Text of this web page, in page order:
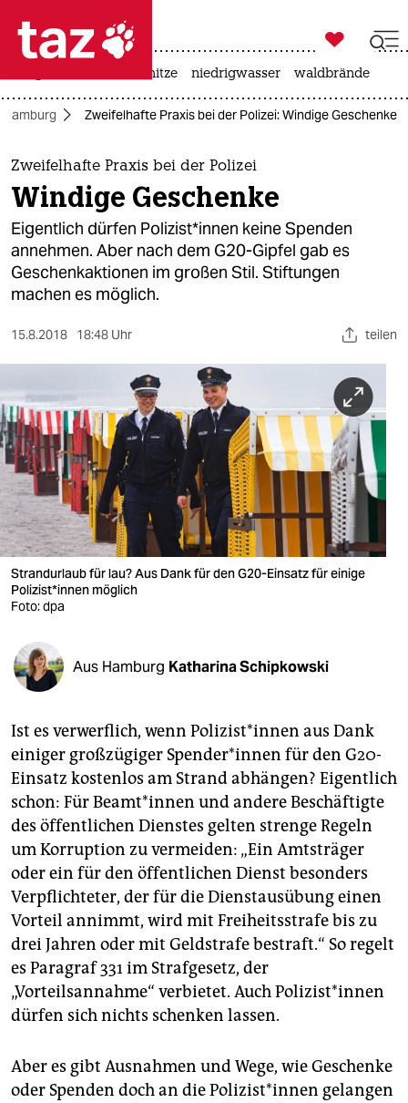
 taz zahl ich
taz zahl ich
themen
politik
öko
gesellschaft
kultur
sport
berlin
nord
wahrheit
verlag
verlag
veranstaltungen
shop
fragen & hilfe
abo
genossenschaft
epaper login

taz zahl ich
hitze niedrigwasser waldbrände
Hamburg Zweifelhafte Praxis bei der Polizei: Windige Geschenke
Zweifelhafte Praxis bei der Polizei
Windige Geschenke
Eigentlich dürfen Polizist*innen keine Spenden
annehmen. Aber nach dem G20-Gipfel gab es
Geschenkaktionen im großen Stil. Stiftungen
machen es möglich.
15.8.2018 18:48 Uhr teilen
Strandurlaub für lau? Aus Dank für den G20-Einsatz für einige
Polizist*innen möglich
Foto: dpa
Aus Hamburg Katharina Schipkowski
Ist es verwerflich, wenn Polizist*innen aus Dank
einiger großzügiger Spender*innen für den G20-
Einsatz kostenlos am Strand abhängen? Eigentlich
schon: Für Beamt*innen und andere Beschäftigte
des öffentlichen Dienstes gelten strenge Regeln
um Korruption zu vermeiden: „Ein Amtsträger
oder ein für den öffentlichen Dienst besonders
Verpflichteter, der für die Dienstausübung einen
Vorteil annimmt, wird mit Freiheitsstrafe bis zu
drei Jahren oder mit Geldstrafe bestraft.“ So regelt
es Paragraf 331 im Strafgesetz, der
„Vorteilsannahme“ verbietet. Auch Polizist*innen
dürfen sich nichts schenken lassen.
Aber es gibt Ausnahmen und Wege, wie Geschenke
oder Spenden doch an die Polizist*innen gelangen